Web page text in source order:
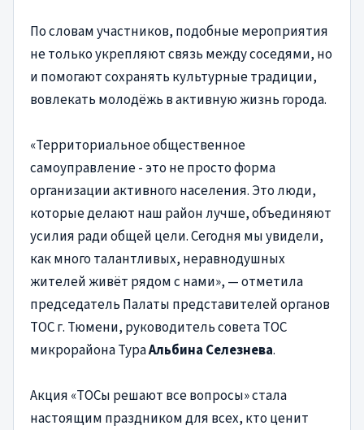
По словам участников, подобные мероприятия
не только укрепляют связь между соседями, но
и помогают сохранять культурные традиции,
вовлекать молодёжь в активную жизнь города.
«Территориальное общественное
самоуправление - это не просто форма
организации активного населения. Это люди,
которые делают наш район лучше, объединяют
усилия ради общей цели. Сегодня мы увидели,
как много талантливых, неравнодушных
жителей живёт рядом с нами», — отметила
председатель Палаты представителей органов
ТОС г. Тюмени, руководитель совета ТОС
микрорайона ТураАльбина Селезнева.
Акция «ТОСы решают все вопросы» стала
настоящим праздником для всех, кто ценит